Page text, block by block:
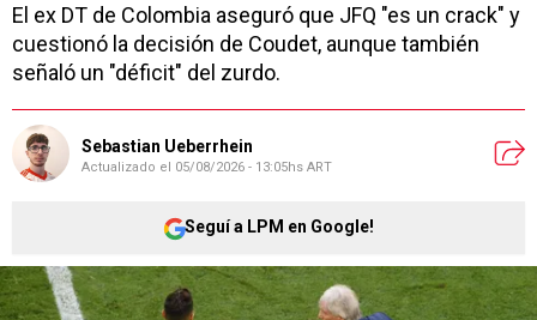
El ex DT de Colombia aseguró que JFQ "es un crack" y
cuestionó la decisión de Coudet, aunque también
señaló un "déficit" del zurdo.
Sebastian Ueberrhein
Actualizado el 05/08/2026 - 13:05hs ART
Seguí a LPM en Google!